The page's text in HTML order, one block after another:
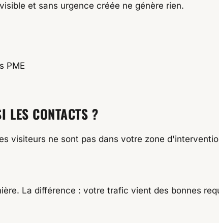
et sans urgence créée ne génère rien.
PME
LES CONTACTS ?
visiteurs ne sont pas dans votre zone
La différence : votre trafic vient des bonnes